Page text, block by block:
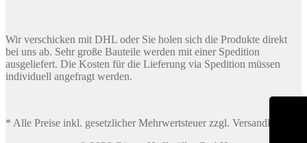
Wir verschicken mit DHL oder Sie holen sich die Produkte direkt
bei uns ab. Sehr große Bauteile werden mit einer Spedition
ausgeliefert. Die Kosten für die Lieferung via Spedition müssen
individuell angefragt werden.
* Alle Preise inkl. gesetzlicher Mehrwertsteuer zzgl. Versandkosten